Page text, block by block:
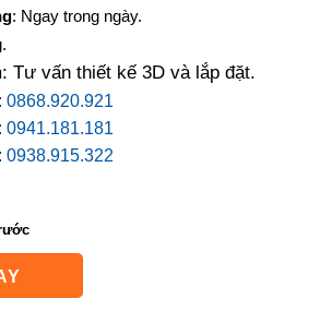
: Ngay trong ngày.
: Tư vấn thiết kế 3D và lắp đặt.
0868.920.921
0941.181.181
0938.915.322